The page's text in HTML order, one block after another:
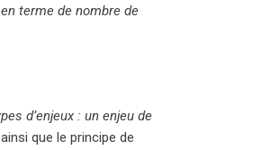
terme de nombre de
d’enjeux : un enjeu de
que le principe de